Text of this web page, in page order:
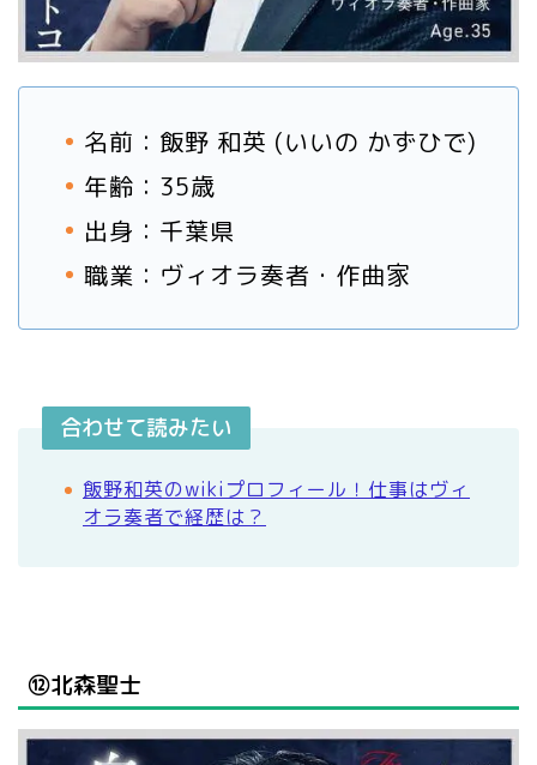
名前：飯野 和英 (いいの かずひで)
年齢：35歳
出身：千葉県
職業：ヴィオラ奏者・作曲家
合わせて読みたい
飯野和英のwikiプロフィール！仕事はヴィ
オラ奏者で経歴は？
⑫北森聖士